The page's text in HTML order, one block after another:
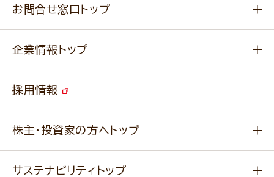
みなさまのレシピはこちら
ふっくらパンをつくりましょう
キャンペーン
ニップンの アマニ 業務用サイト
ベジカフェブランドサイト
お問合せ窓口トップ
改善事例
業務用商品のお問合せ
企業情報トップ
事業紹介
経営理念・経営方針・行動規範・行動指針
採用情報
株主・投資家の方へトップ
サステナビリティトップ